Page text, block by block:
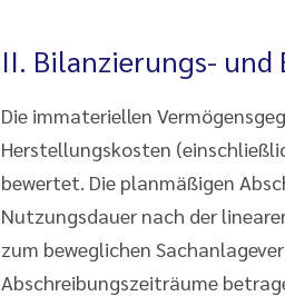
II. Bilanzierungs-
Die immateriellen
Herstellungskosten
bewertet. Die planmäßigen
Nutzungsdauer nach der
zum beweglichen
Abschreibungszeiträume